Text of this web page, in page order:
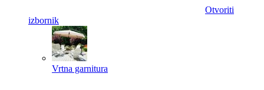
Otvoriti
izbornik
Vrtna garnitura